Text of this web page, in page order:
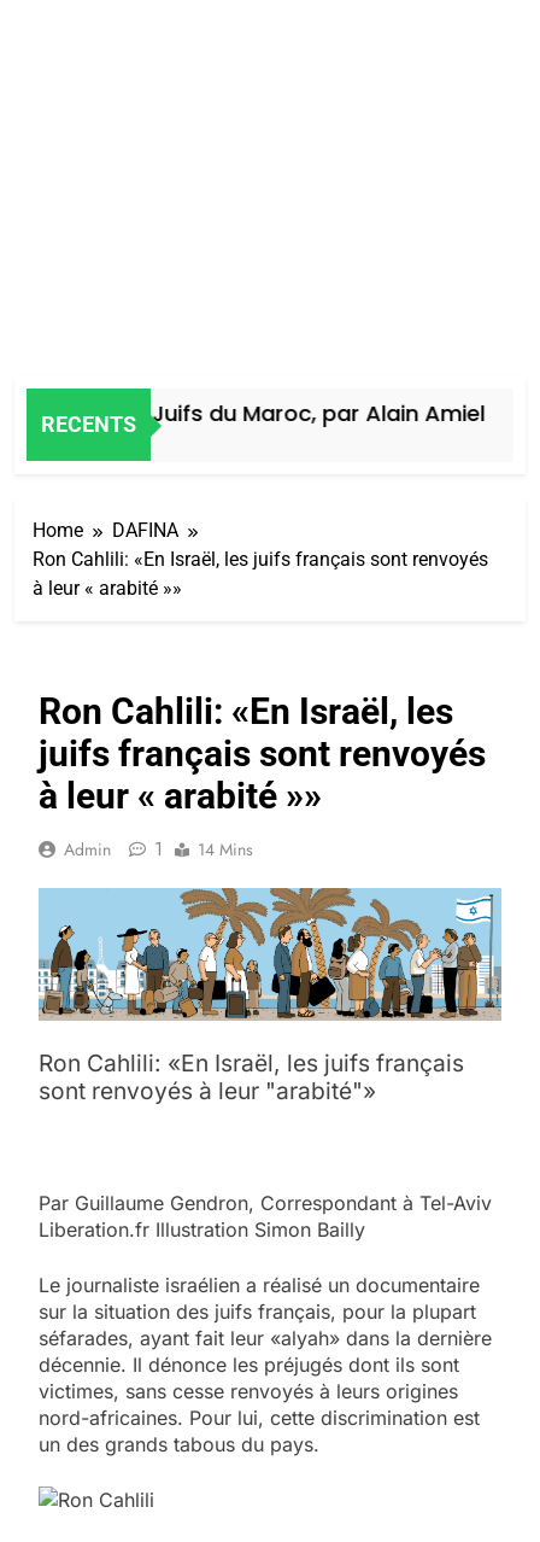
RECENTS
des Juifs du Maroc, par Alain Amiel
Home
DAFINA
Ron Cahlili: «En Israël, les juifs français sont renvoyés
à leur « arabité »»
Ron Cahlili: «En Israël, les
juifs français sont renvoyés
à leur « arabité »»
Admin 1 14 Mins
Ron Cahlili: «En Israël, les juifs français
sont renvoyés à leur "arabité"»
Par Guillaume Gendron, Correspondant à Tel-Aviv
Liberation.fr Illustration Simon Bailly
Le journaliste israélien a réalisé un documentaire
sur la situation des juifs français, pour la plupart
séfarades, ayant fait leur «alyah» dans la dernière
décennie. Il dénonce les préjugés dont ils sont
victimes, sans cesse renvoyés à leurs origines
nord-africaines. Pour lui, cette discrimination est
un des grands tabous du pays.